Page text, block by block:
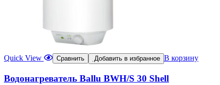
Quick View Сравнить Добавить в избранное В корзину
Водонагреватель Ballu BWH/S 30 Shell